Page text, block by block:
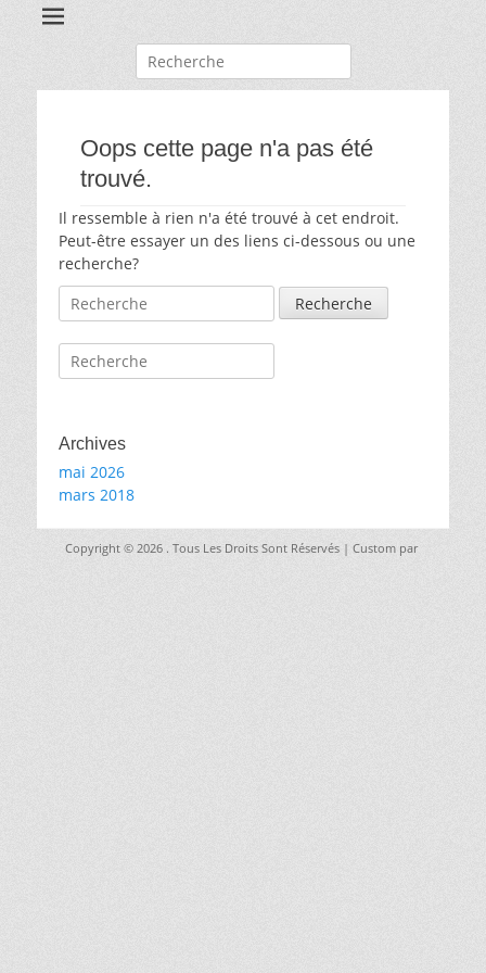
Recherche
pour:
Oops cette page n'a pas été
trouvé.
Il ressemble à rien n'a été trouvé à cet endroit.
Peut-être essayer un des liens ci-dessous ou une
recherche?
Recherche
pour:
Recherche
pour:
Archives
mai 2026
mars 2018
Copyright © 2026 . Tous Les Droits Sont Réservés | Custom par